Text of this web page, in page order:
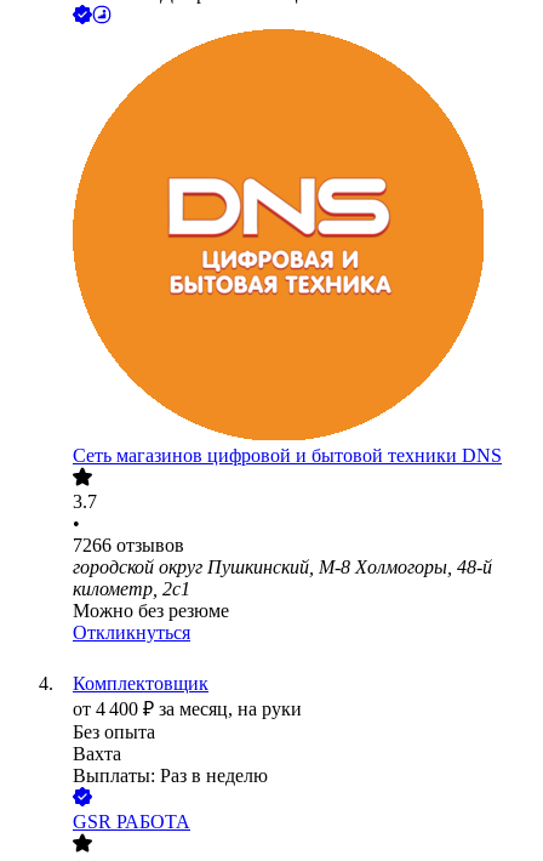
Сеть магазинов цифровой и бытовой техники DNS
3.7
•
7266 отзывов
городской округ Пушкинский, М-8 Холмогоры, 48-й
километр, 2с1
Можно без резюме
Откликнуться
Комплектовщик
от 4 400 ₽ за месяц, на руки
Без опыта
Вахта
Выплаты: Раз в неделю
GSR РАБОТА